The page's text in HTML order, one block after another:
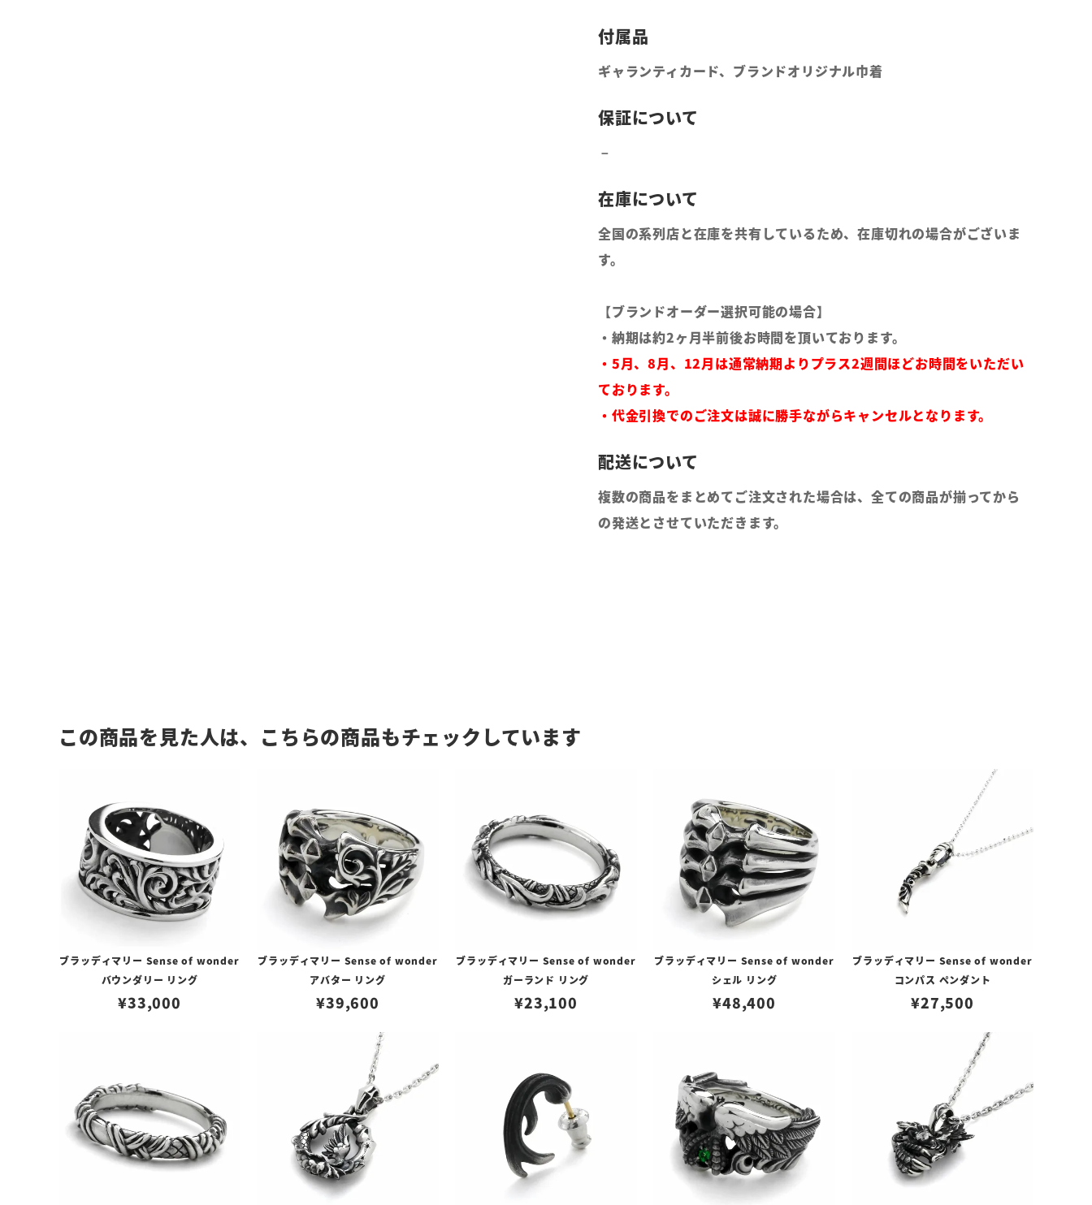
ギャランティカード、ブランドオリジナル巾着
全国の系列店と在庫を共有しているため、在庫切れの場合がございま
す。
【ブランドオーダー選択可能の場合】
・納期は約2ヶ月半前後お時間を頂いております。
・5月、8月、12月は通常納期よりプラス2週間ほどお時間をいただい
ております。
・代金引換でのご注文は誠に勝手ながらキャンセルとなります。
複数の商品をまとめてご注文された場合は、全ての商品が揃ってから
の発送とさせていただきます。
この商品を見た人は、こちらの商品もチェックしています
ブラッディマリー Sense of wonder
バウンダリー リング
¥33,000
ブラッディマリー Sense of wonder
アバター リング
¥39,600
ブラッディマリー Sense of wonder
ガーランド リング
¥23,100
ブラッディマリー Sense of wonder
シェル リング
¥48,400
ブラッディマリー Sense of wonder
コンパス ペンダント
¥27,500